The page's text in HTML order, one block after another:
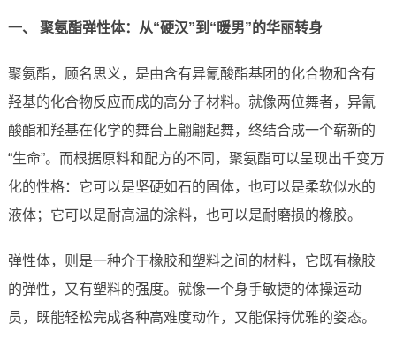
一、 聚氨酯弹性体：从“硬汉”到“暖男”的华丽转身
聚氨酯，顾名思义，是由含有异氰酸酯基团的化合物和含有
羟基的化合物反应而成的高分子材料。就像两位舞者，异氰
酸酯和羟基在化学的舞台上翩翩起舞，终结合成一个崭新的
“生命”。而根据原料和配方的不同，聚氨酯可以呈现出千变万
化的性格：它可以是坚硬如石的固体，也可以是柔软似水的
液体；它可以是耐高温的涂料，也可以是耐磨损的橡胶。
弹性体，则是一种介于橡胶和塑料之间的材料，它既有橡胶
的弹性，又有塑料的强度。就像一个身手敏捷的体操运动
员，既能轻松完成各种高难度动作，又能保持优雅的姿态。